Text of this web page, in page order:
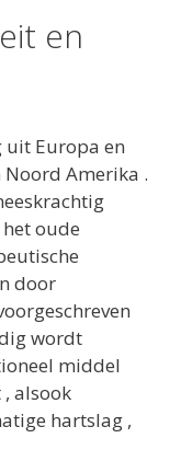
en
uit Europa en
Noord Amerika .
oude
door
wordt
middel
alsook
hartslag ,